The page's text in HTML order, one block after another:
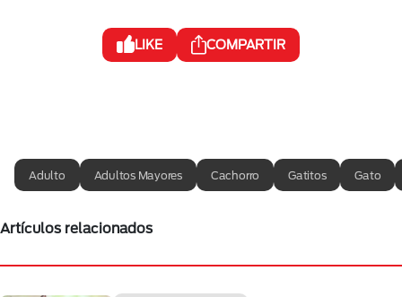
LIKE COMPARTIR
Adulto Adultos Mayores Cachorro Gatitos Gato
Artículos relacionados